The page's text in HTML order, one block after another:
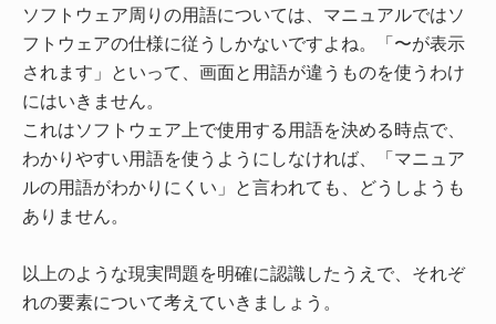
ソフトウェア周りの用語については、マニュアルではソ
フトウェアの仕様に従うしかないですよね。「〜が表示
されます」といって、画面と用語が違うものを使うわけ
にはいきません。
これはソフトウェア上で使用する用語を決める時点で、
わかりやすい用語を使うようにしなければ、「マニュア
ルの用語がわかりにくい」と言われても、どうしようも
ありません。
以上のような現実問題を明確に認識したうえで、それぞ
れの要素について考えていきましょう。